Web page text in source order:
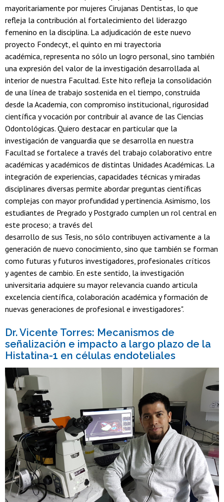
mayoritariamente por mujeres Cirujanas Dentistas, lo que
refleja la contribución al fortalecimiento del liderazgo
femenino en la disciplina. La adjudicación de este nuevo
proyecto Fondecyt, el quinto en mi trayectoria
académica, representa no sólo un logro personal, sino también
una expresión del valor de la investigación desarrollada al
interior de nuestra Facultad. Este hito refleja la consolidación
de una línea de trabajo sostenida en el tiempo, construida
desde la Academia, con compromiso institucional, rigurosidad
científica y vocación por contribuir al avance de las Ciencias
Odontológicas. Quiero destacar en particular que la
investigación de vanguardia que se desarrolla en nuestra
Facultad se fortalece a través del trabajo colaborativo entre
académicas y académicos de distintas Unidades Académicas. La
integración de experiencias, capacidades técnicas y miradas
disciplinares diversas permite abordar preguntas científicas
complejas con mayor profundidad y pertinencia. Asimismo, los
estudiantes de Pregrado y Postgrado cumplen un rol central en
este proceso; a través del
desarrollo de sus Tesis, no sólo contribuyen activamente a la
generación de nuevo conocimiento, sino que también se forman
como futuras y futuros investigadores, profesionales críticos
y agentes de cambio. En este sentido, la investigación
universitaria adquiere su mayor relevancia cuando articula
excelencia científica, colaboración académica y formación de
nuevas generaciones de profesional e investigadores".
Dr. Vicente Torres: Mecanismos de
señalización e impacto a largo plazo de la
Histatina-1 en células endoteliales